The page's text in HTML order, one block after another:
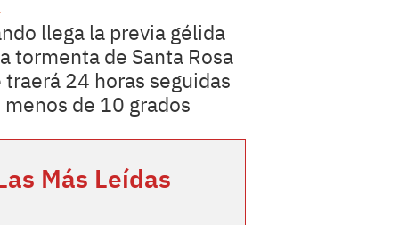
llega la previa gélida
tormenta de Santa Rosa
traerá 24 horas seguidas
menos de 10 grados
Más Leídas